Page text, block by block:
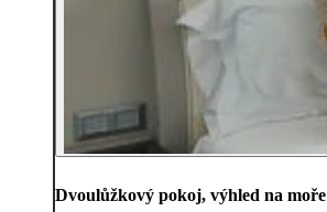
Dvoulůžkový pokoj, výhled na moře